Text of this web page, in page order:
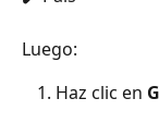
Luego:
Haz clic en